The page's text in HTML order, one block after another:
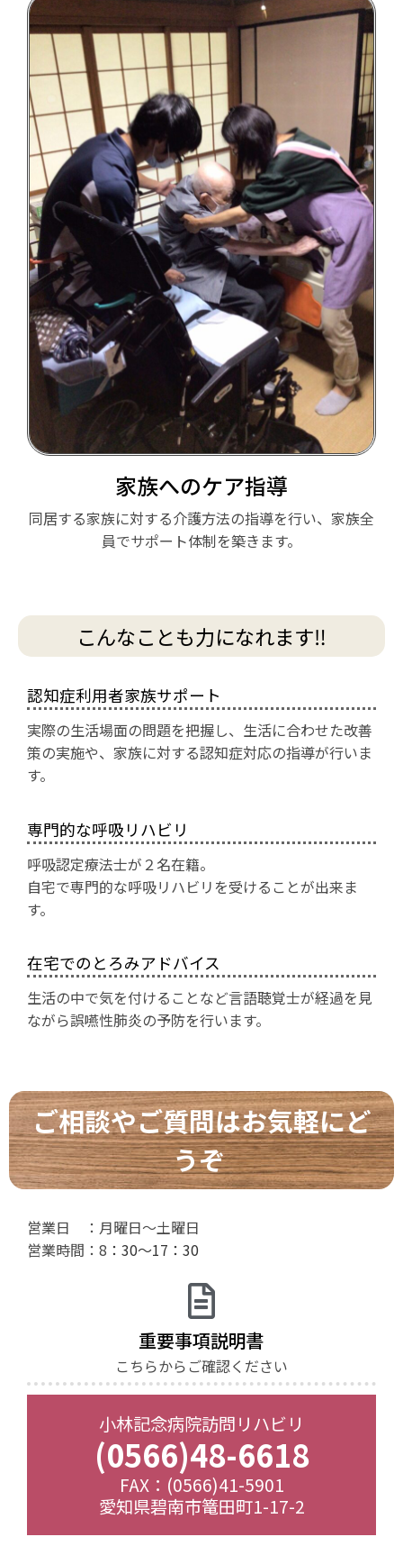
家族へのケア指導
同居する家族に対する介護方法の指導を行い、家族全
員でサポート体制を築きます。
こんなことも力になれます‼
認知症利用者家族サポート
実際の生活場面の問題を把握し、生活に合わせた改善
策の実施や、家族に対する認知症対応の指導が行いま
す。
専門的な呼吸リハビリ
呼吸認定療法士が２名在籍。
自宅で専門的な呼吸リハビリを受けることが出来ま
す。
在宅でのとろみアドバイス
生活の中で気を付けることなど言語聴覚士が経過を見
ながら誤嚥性肺炎の予防を行います。
ご相談やご質問はお気軽にど
うぞ
営業日 ：月曜日～土曜日
営業時間：8 ：30～17：30
重要事項説明書
こちらからご確認ください
小林記念病院訪問リハビリ
(0566)48-6618
FAX：(0566)41-5901
愛知県碧南市篭田町1-17-2